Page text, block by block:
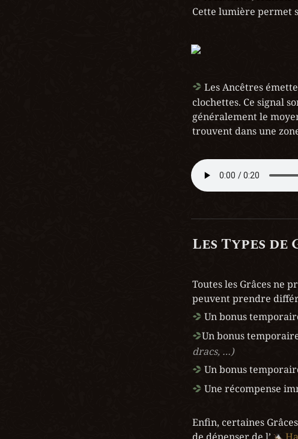
Cette lumière permet
Les Ancêtres
clochettes. Ce signal
généralement le
trouvent dans une
Les Types de
Toutes les Grâces ne
peuvent prendre
Un bonus
Un bonus
dracs, …)
Un bonus
Une récompense
Enfin, certaines